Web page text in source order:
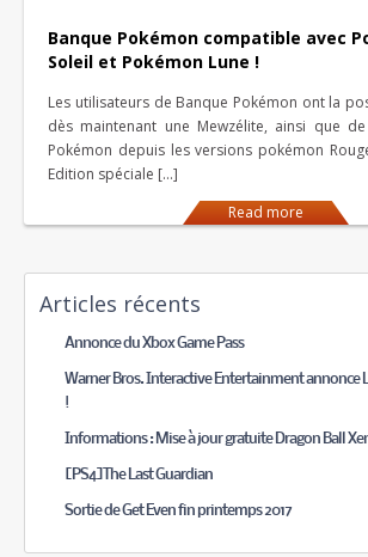
Banque Pokémon compatible avec
Soleil et Pokémon Lune !
Les utilisateurs de Banque Pokémon ont la
dès maintenant une Mewzélite, ainsi que
Pokémon depuis les versions pokémon
Edition spéciale […]
Read more
Articles récents
Annonce du Xbox Game Pass
Warner Bros. Interactive Entertainment annonce
!
Informations : Mise à jour gratuite Dragon Ball
[PS4]The Last Guardian
Sortie de Get Even fin printemps 2017